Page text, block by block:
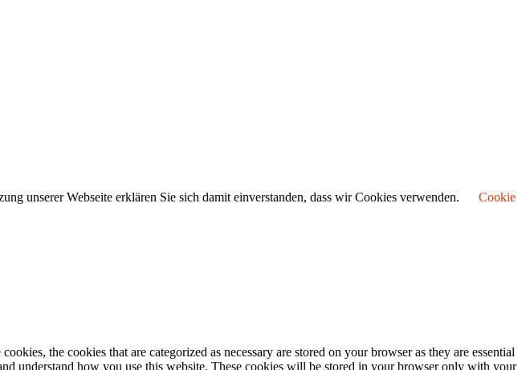
unserer Webseite erklären Sie sich damit einverstanden, dass wir Cookies verwenden.
Cookie
the cookies that are categorized as necessary are stored on your browser as they are essential
understand how you use this website. These cookies will be stored in your browser only with your